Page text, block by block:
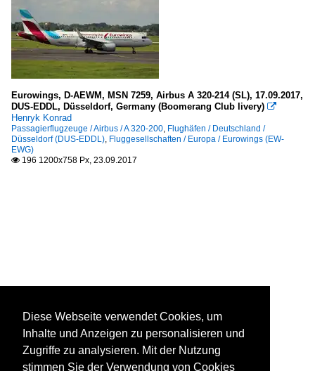
Eurowings, D-AEWM, MSN 7259, Airbus A 320-214 (SL), 17.09.2017,
DUS-EDDL, Düsseldorf, Germany (Boomerang Club livery) 
Henryk Konrad
Passagierflugzeuge / Airbus / A 320-200, Flughäfen / Deutschland /
Düsseldorf (DUS-EDDL), Fluggesellschaften / Europa / Eurowings (EW-
EWG)
 196 1200x758 Px, 23.09.2017
Diese Webseite verwendet Cookies, um
Inhalte und Anzeigen zu personalisieren und
Zugriffe zu analysieren. Mit der Nutzung
stimmen Sie der Verwendung von Cookies